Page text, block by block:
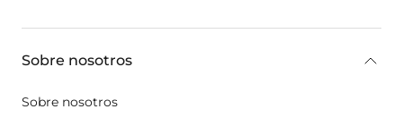
Sobre nosotros
Sobre nosotros